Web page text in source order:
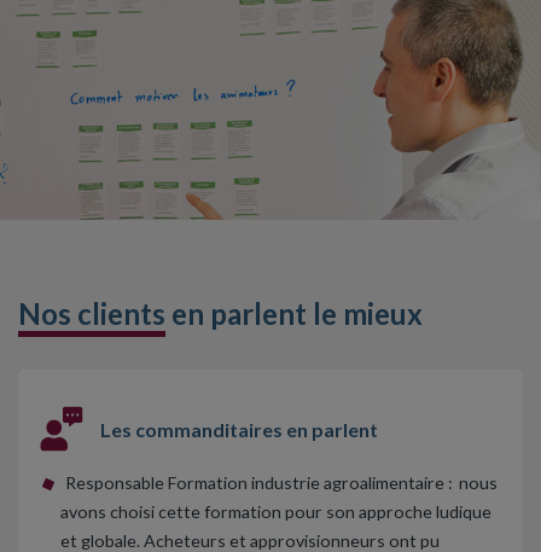
Nos clients en parlent le mieux
Les commanditaires en parlent
Responsable Formation industrie agroalimentaire : nous
avons choisi cette formation pour son approche ludique
et globale. Acheteurs et approvisionneurs ont pu